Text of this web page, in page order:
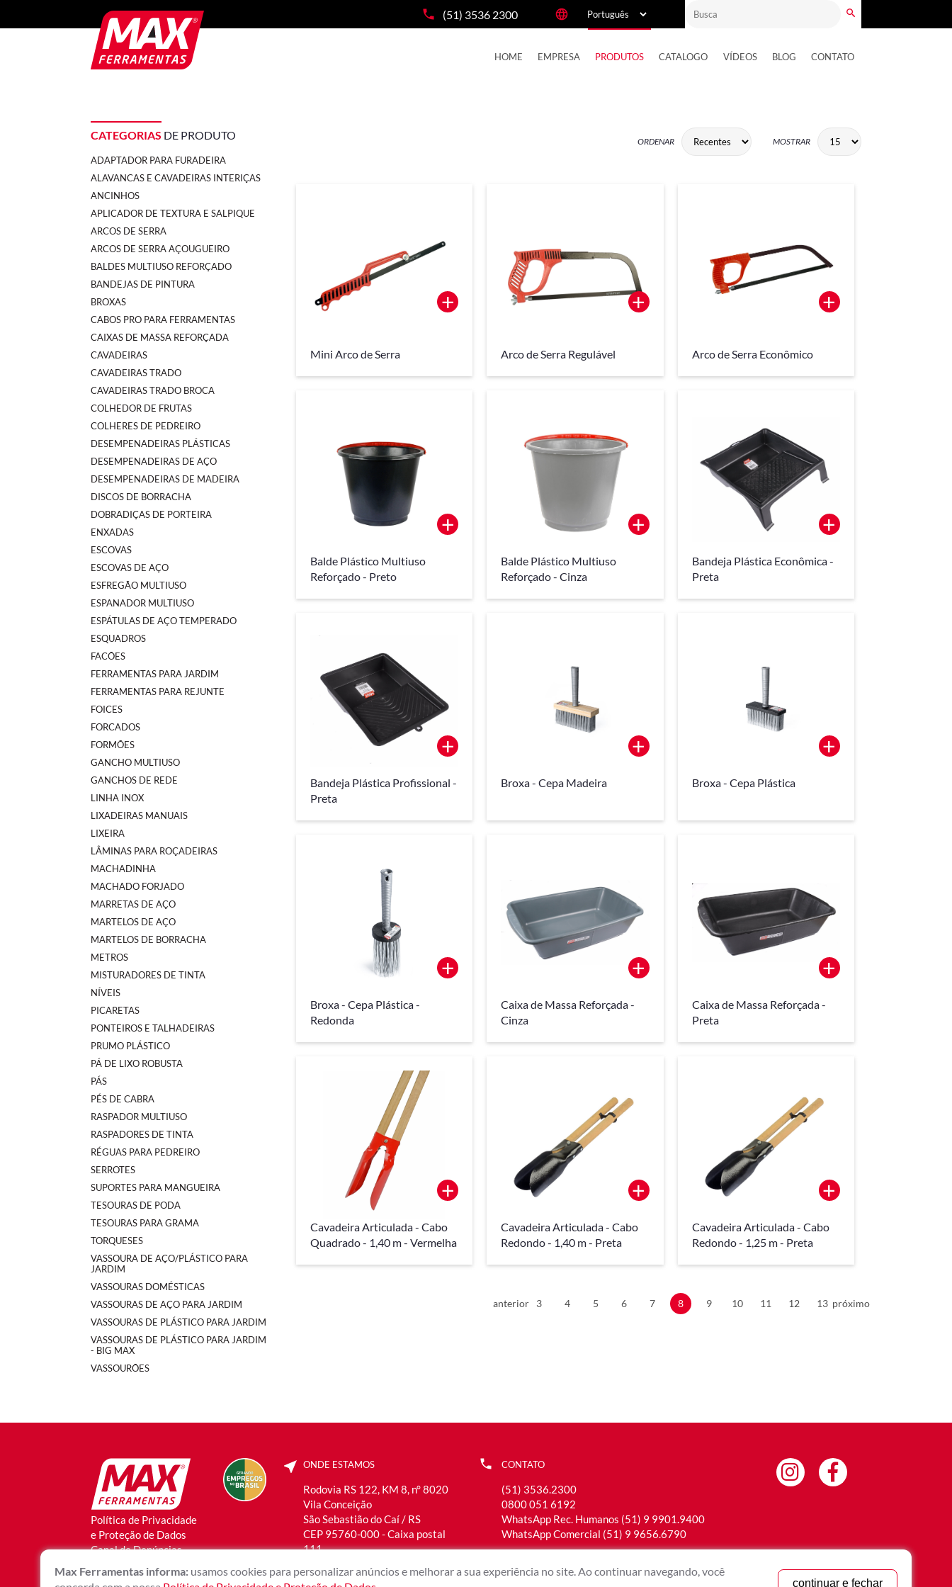
(51) 3536 2300
HOME EMPRESA PRODUTOS CATALOGO VÍDEOS BLOG CONTATO
CATEGORIAS DE PRODUTO
ADAPTADOR PARA FURADEIRA
ALAVANCAS E CAVADEIRAS INTERIÇAS
ANCINHOS
APLICADOR DE TEXTURA E SALPIQUE
ARCOS DE SERRA
ARCOS DE SERRA AÇOUGUEIRO
BALDES MULTIUSO REFORÇADO
BANDEJAS DE PINTURA
BROXAS
CABOS PRO PARA FERRAMENTAS
CAIXAS DE MASSA REFORÇADA
CAVADEIRAS
CAVADEIRAS TRADO
CAVADEIRAS TRADO BROCA
COLHEDOR DE FRUTAS
COLHERES DE PEDREIRO
DESEMPENADEIRAS PLÁSTICAS
DESEMPENADEIRAS DE AÇO
DESEMPENADEIRAS DE MADEIRA
DISCOS DE BORRACHA
DOBRADIÇAS DE PORTEIRA
ENXADAS
ESCOVAS
ESCOVAS DE AÇO
ESFREGÃO MULTIUSO
ESPANADOR MULTIUSO
ESPÁTULAS DE AÇO TEMPERADO
ESQUADROS
FACÕES
FERRAMENTAS PARA JARDIM
FERRAMENTAS PARA REJUNTE
FOICES
FORCADOS
FORMÕES
GANCHO MULTIUSO
GANCHOS DE REDE
LINHA INOX
LIXADEIRAS MANUAIS
LIXEIRA
LÂMINAS PARA ROÇADEIRAS
MACHADINHA
MACHADO FORJADO
MARRETAS DE AÇO
MARTELOS DE AÇO
MARTELOS DE BORRACHA
METROS
MISTURADORES DE TINTA
NÍVEIS
PICARETAS
PONTEIROS E TALHADEIRAS
PRUMO PLÁSTICO
PÁ DE LIXO ROBUSTA
PÁS
PÉS DE CABRA
RASPADOR MULTIUSO
RASPADORES DE TINTA
RÉGUAS PARA PEDREIRO
SERROTES
SUPORTES PARA MANGUEIRA
TESOURAS DE PODA
TESOURAS PARA GRAMA
TORQUESES
VASSOURA DE AÇO/PLÁSTICO PARA
JARDIM
VASSOURAS DOMÉSTICAS
VASSOURAS DE AÇO PARA JARDIM
VASSOURAS DE PLÁSTICO PARA JARDIM
VASSOURAS DE PLÁSTICO PARA JARDIM
- BIG MAX
VASSOURÕES
ORDENAR MOSTRAR
Mini Arco de Serra
+
Arco de Serra Regulável
+
Arco de Serra Econômico
+
Balde Plástico Multiuso
Reforçado - Preto
+
Balde Plástico Multiuso
Reforçado - Cinza
+
Bandeja Plástica Econômica -
Preta
+
Bandeja Plástica Profissional -
Preta
+
Broxa - Cepa Madeira
+
Broxa - Cepa Plástica
+
Broxa - Cepa Plástica -
Redonda
+
Caixa de Massa Reforçada -
Cinza
+
Caixa de Massa Reforçada -
Preta
+
Cavadeira Articulada - Cabo
Quadrado - 1,40 m - Vermelha
+
Cavadeira Articulada - Cabo
Redondo - 1,40 m - Preta
+
Cavadeira Articulada - Cabo
Redondo - 1,25 m - Preta
+
anterior 3 4 5 6 7 8 9 10 11 12 13 próximo
Política de Privacidade
e Proteção de Dados
Canal de Denúncias
ONDE ESTAMOS
Rodovia RS 122, KM 8, n° 8020
Vila Conceição
São Sebastião do Caí / RS
CEP 95760-000 - Caixa postal
111
CONTATO
(51) 3536.2300
0800 051 6192
WhatsApp Rec. Humanos (51) 9 9901.9400
WhatsApp Comercial (51) 9 9656.6790
Max Ferramentas informa: usamos cookies para personalizar anúncios e melhorar a sua experiência no site. Ao continuar navegando, você
continuar e fechar